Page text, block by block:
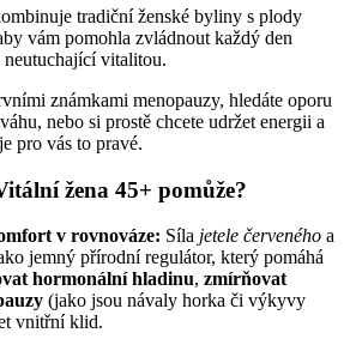
tradiční ženské byliny s plody
vám pomohla zvládnout každý den
neutuchající vitalitou.
známkami menopauzy, hledáte oporu
nebo si prostě chcete udržet energii a
pro vás to pravé.
žena 45+ pomůže?
v rovnováze: Síla jetele červeného a
jemný přírodní regulátor, který pomáhá
hormonální hladinu, zmírňovat
(jako jsou návaly horka či výkyvy
vnitřní klid.